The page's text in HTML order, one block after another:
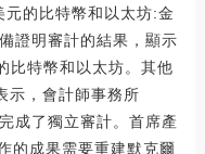
的比特幣和以太坊:金
證明審計的結果，顯示
比特幣和以太坊。其他
示，會計師事務所
成了獨立審計。首席產
的成果需要重建默克爾